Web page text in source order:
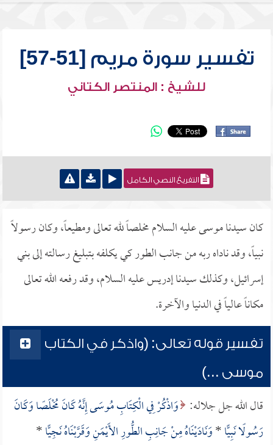
تفسير سورة مريم [51-57]
للشيخ : المنتصر الكتاني
التفريغ النصي الكامل
كان سيدنا موسى عليه السلام مخلصاً لله تعالى ومطيعاً، وكان رسولاً
نبياً، وقد ناداه ربه من جانب الطور كي يكلفه بتبليغ رسالته إلى بني
إسرائيل، وكذلك سيدنا إدريس عليه السلام، وقد رفعه الله تعالى
مكاناً عالياً في الدنيا والآخرة.
تفسير قوله تعالى: (واذكر في الكتاب
موسى ...)
قال الله جل جلاله: وَاذْكُرْ فِي الْكِتَابِ مُوسَى إِنَّهُ كَانَ مُخْلَصًا وَكَانَ
رَسُولًا نَبِيًّا*وَنَادَيْنَاهُ مِنْ جَانِبِ الطُّورِ الأَيْمَنِ وَقَرَّبْنَاهُ نَجِيًّا*